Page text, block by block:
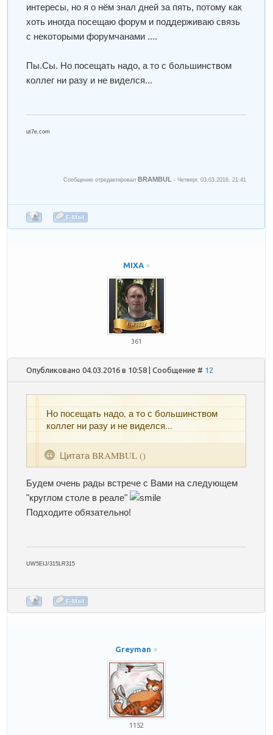
интересы, но я о нём знал дней за пять, потому как
хоть иногда посещаю форум и поддерживаю связь
с некоторыми форумчанами ....
Пы.Сы. Но посещать надо, а то с большинством
коллег ни разу и не виделся...
ut7e.com
Сообщение отредактировал BRAMBUL -Четверг, 03.03.2016, 21:41
MIXA
361
Опубликовано 04.03.2016 в 10:58 | Сообщение # 12
Цитата BRAMBUL ()
Но посещать надо, а то с большинством
коллег ни разу и не виделся...
Будем очень рады встрече с Вами на следующем
"круглом столе в реале"
Подходите обязательно!
UW5EIJ/315LR315
Greyman
1152